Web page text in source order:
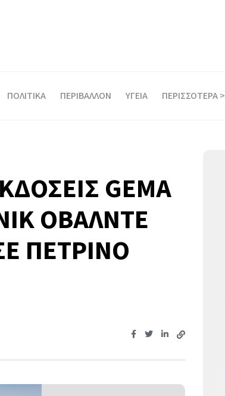
ΠΟΛΙΤΙΚΑ ΠΕΡΙΒΑΛΛΟΝ ΥΓΕΙΑ ΠΕΡΙΣΣΟΤΕΡΑ >
GEMA
ΟΒΑΛΝΤΕ
ΠΕΤΡΙΝΟ